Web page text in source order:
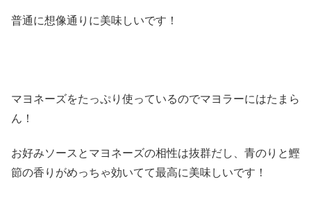
普通に想像通りに美味しいです！
マヨネーズをたっぷり使っているのでマヨラーにはたまら
ん！
お好みソースとマヨネーズの相性は抜群だし、青のりと鰹
節の香りがめっちゃ効いてて最高に美味しいです！